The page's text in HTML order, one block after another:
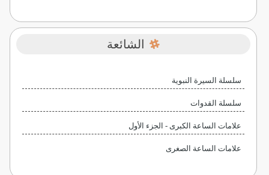
الشائعة
سلسلة السيرة النبوية
سلسلة القدوات
علامات الساعة الكبرى - الجزء الأول
علامات الساعة الصغرى